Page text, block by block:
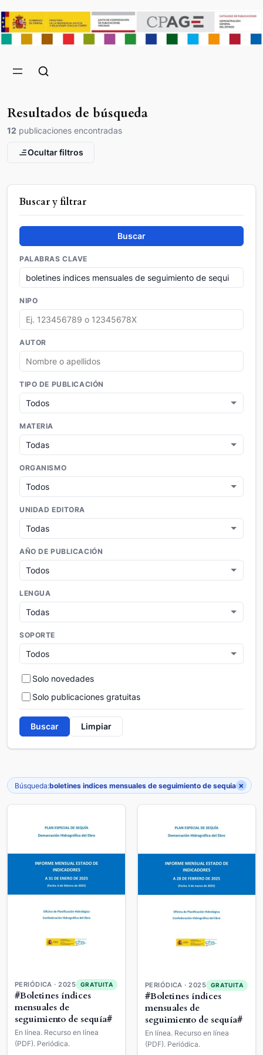
Resultados de búsqueda
12 publicaciones encontradas
Ocultar filtros
Buscar y filtrar
Buscar
PALABRAS CLAVE
NIPO
AUTOR
TIPO DE PUBLICACIÓN
MATERIA
ORGANISMO
UNIDAD EDITORA
AÑO DE PUBLICACIÓN
LENGUA
SOPORTE
Solo novedades
Solo publicaciones gratuitas
Buscar Limpiar
Búsqueda:boletines indices mensuales de seguimiento de sequia ×
PERIÓDICA · 2025 GRATUITA
#Boletines índices
mensuales de
seguimiento de sequía#
En línea. Recurso en línea
(PDF). Periódica.
PERIÓDICA · 2025 GRATUITA
#Boletines índices
mensuales de
seguimiento de sequía#
En línea. Recurso en línea
(PDF). Periódica.